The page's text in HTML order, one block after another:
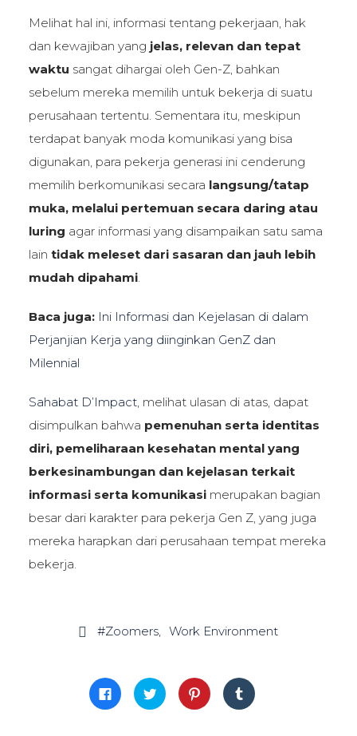
Melihat hal ini, informasi tentang pekerjaan, hak
dan kewajiban yang jelas, relevan dan tepat
waktu sangat dihargai oleh Gen-Z, bahkan
sebelum mereka memilih untuk bekerja di suatu
perusahaan tertentu. Sementara itu, meskipun
terdapat banyak moda komunikasi yang bisa
digunakan, para pekerja generasi ini cenderung
memilih berkomunikasi secara langsung/tatap
muka, melalui pertemuan secara daring atau
luring agar informasi yang disampaikan satu sama
lain tidak meleset dari sasaran dan jauh lebih
mudah dipahami.
Baca juga: Ini Informasi dan Kejelasan di dalam
Perjanjian Kerja yang diinginkan GenZ dan
Milennial
Sahabat D’Impact, melihat ulasan di atas, dapat
disimpulkan bahwa pemenuhan serta identitas
diri, pemeliharaan kesehatan mental yang
berkesinambungan dan kejelasan terkait
informasi serta komunikasimerupakan bagian
besar dari karakter para pekerja Gen Z, yang juga
mereka harapkan dari perusahaan tempat mereka
bekerja.
 #Zoomers Work Environment
Click
to
share
Click
to
share
Click
to
share
Click
to
share